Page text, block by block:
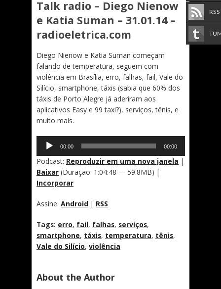
Talk radio – Diego Nienow
e Katia Suman – 31.01.14 –
radioeletrica.com
Diego Nienow e Katia Suman começam
falando de temperatura, seguem com
violência em Brasília, erro, falhas, fail, Vale do
Silício, smartphone, táxis (sabia que 60% dos
táxis de Porto Alegre já aderiram aos
aplicativos Easy e 99 taxi?), serviços, tênis, e
muito mais.
Tocador
áudio
00:00 00:00
Podcast: Reproduzir em uma nova janela |
Baixar (Duração: 1:04:48 — 59.8MB) |
Incorporar
Assine: Android | RSS
Tags: erro, fail, falhas, serviços,
smartphone, táxis, temperatura, tênis,
Vale do Silício, violência
About the Author
RSS